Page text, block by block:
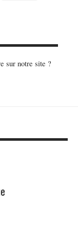
sur notre site ?